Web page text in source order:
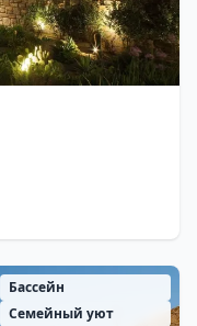
Бассейн
Семейный уют